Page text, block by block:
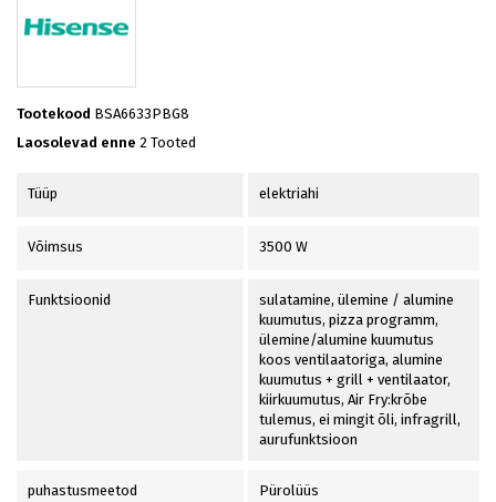
Tootekood BSA6633PBG8
Laosolevad enne 2 Tooted
Tüüp elektriahi
Võimsus 3500 W
Funktsioonid
sulatamine, ülemine / alumine
kuumutus, pizza programm,
ülemine/alumine kuumutus
koos ventilaatoriga, alumine
kuumutus + grill + ventilaator,
kiirkuumutus, Air Fry:krõbe
tulemus, ei mingit õli, infragrill,
aurufunktsioon
puhastusmeetod Pürolüüs